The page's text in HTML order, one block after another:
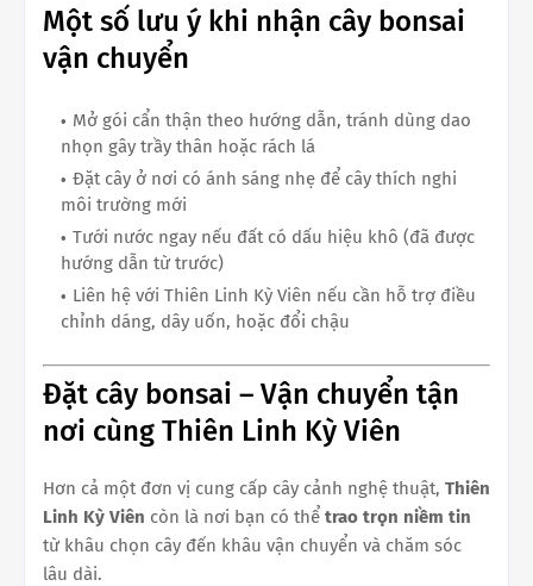
Một số lưu ý khi nhận cây bonsai
vận chuyển
Mở gói cẩn thận theo hướng dẫn, tránh dùng dao
nhọn gây trầy thân hoặc rách lá
Đặt cây ở nơi có ánh sáng nhẹ để cây thích nghi
môi trường mới
Tưới nước ngay nếu đất có dấu hiệu khô (đã được
hướng dẫn từ trước)
Liên hệ với Thiên Linh Kỳ Viên nếu cần hỗ trợ điều
chỉnh dáng, dây uốn, hoặc đổi chậu
Đặt cây bonsai – Vận chuyển tận
nơi cùng Thiên Linh Kỳ Viên
Hơn cả một đơn vị cung cấp cây cảnh nghệ thuật, Thiên
Linh Kỳ Viên còn là nơi bạn có thể trao trọn niềm tin
từ khâu chọn cây đến khâu vận chuyển và chăm sóc
lâu dài.